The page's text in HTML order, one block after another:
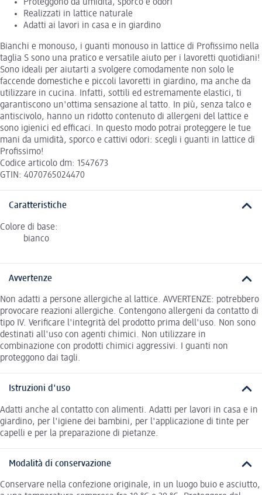
Proteggono da umidità, sporco e odori
Realizzati in lattice naturale
Adatti ai lavori in casa e in giardino
Bianchi e monouso, i guanti monouso in lattice di Profissimo nella
taglia S sono una pratico e versatile aiuto per i lavoretti quotidiani!
Sono ideali per aiutarti a svolgere comodamente non solo le
faccende domestiche e piccoli lavoretti in giardino, ma anche da
utilizzare in cucina. Infatti, sottili ed estremamente elastici, ti
garantiscono un'ottima sensazione al tatto. In più, senza talco e
antiscivolo, hanno un ridotto contenuto di allergeni del lattice e
sono igienici ed efficaci. In questo modo potrai proteggere le tue
mani da umidità, sporco e cattivi odori: scegli i guanti in lattice di
Profissimo!
Codice articolo dm: 1547673
GTIN: 4070765024470
Caratteristiche
Colore di base:
bianco
Avvertenze
Non adatti a persone allergiche al lattice. AVVERTENZE: potrebbero
provocare reazioni allergiche. Contengono allergeni da contatto di
tipo IV. Veriﬁcare l'integrità del prodotto prima dell'uso. Non sono
destinati all'uso con agenti chimici. Non utilizzare in
combinazione con prodotti chimici aggressivi. I guanti non
proteggono dai tagli.
Istruzioni d'uso
Adatti anche al contatto con alimenti. Adatti per lavori in casa e in
giardino, per l'igiene dei bambini, per l'applicazione di tinte per
capelli e per la preparazione di pietanze.
Modalità di conservazione
Conservare nella confezione originale, in un luogo buio e asciutto,